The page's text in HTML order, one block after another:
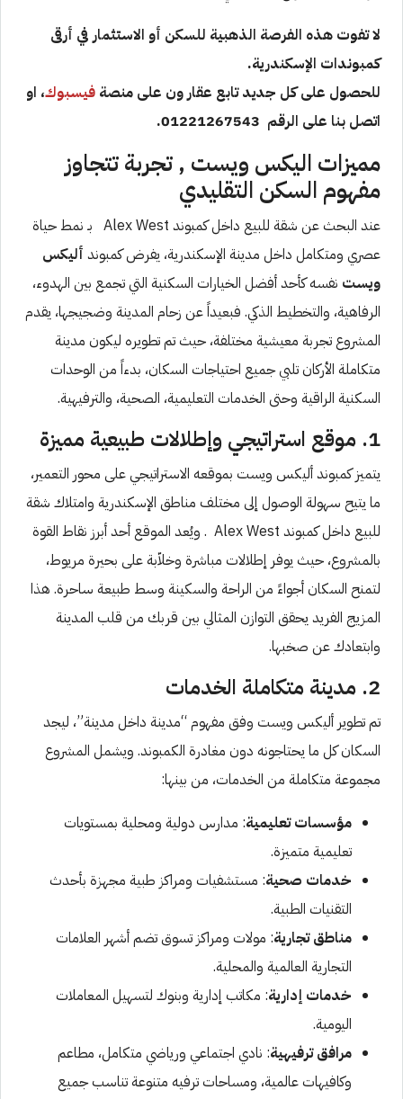
لا تفوت هذه الفرصة الذهبية للسكن أو الاستثمار في أرقى
كمبوندات الإسكندرية.
للحصول على كل جديد تابع عقار ون على منصة فيسبوك، او
اتصل بنا على الرقم 01221267543.
مميزات اليكس ويست , تجربة تتجاوز
مفهوم السكن التقليدي
عند البحث عن شقة للبيع داخل كمبوند Alex West بـ نمط حياة
عصري ومتكامل داخل مدينة الإسكندرية، يفرض كمبوند أليكس
ويست نفسه كأحد أفضل الخيارات السكنية التي تجمع بين الهدوء،
الرفاهية، والتخطيط الذكي. فبعيداً عن زحام المدينة وضجيجها، يقدم
المشروع تجربة معيشية مختلفة، حيث تم تطويره ليكون مدينة
متكاملة الأركان تلبي جميع احتياجات السكان، بدءاً من الوحدات
السكنية الراقية وحتى الخدمات التعليمية، الصحية، والترفيهية.
1. موقع استراتيجي وإطلالات طبيعية مميزة
يتميز كمبوند أليكس ويست بموقعه الاستراتيجي على محور التعمير،
ما يتيح سهولة الوصول إلى مختلف مناطق الإسكندرية وامتلاك شقة
للبيع داخل كمبوند Alex West . ويُعد الموقع أحد أبرز نقاط القوة
بالمشروع، حيث يوفر إطلالات مباشرة وخلاّبة على بحيرة مريوط،
لتمنح السكان أجواءً من الراحة والسكينة وسط طبيعة ساحرة. هذا
المزيج الفريد يحقق التوازن المثالي بين قربك من قلب المدينة
وابتعادك عن صخبها.
2. مدينة متكاملة الخدمات
تم تطوير أليكس ويست وفق مفهوم “مدينة داخل مدينة”، ليجد
السكان كل ما يحتاجونه دون مغادرة الكمبوند. ويشمل المشروع
مجموعة متكاملة من الخدمات، من بينها:
مؤسسات تعليمية: مدارس دولية ومحلية بمستويات
تعليمية متميزة.
خدمات صحية: مستشفيات ومراكز طبية مجهزة بأحدث
التقنيات الطبية.
مناطق تجارية: مولات ومراكز تسوق تضم أشهر العلامات
التجارية العالمية والمحلية.
خدمات إدارية: مكاتب إدارية وبنوك لتسهيل المعاملات
اليومية.
مرافق ترفيهية: نادي اجتماعي ورياضي متكامل، مطاعم
وكافيهات عالمية، ومساحات ترفيه متنوعة تناسب جميع